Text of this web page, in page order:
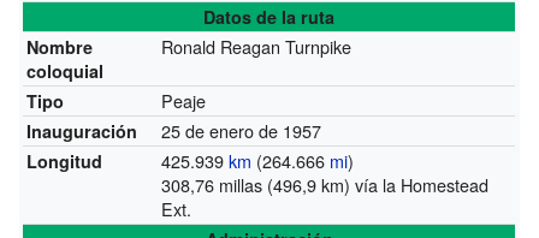
Datos de la ruta
Nombre
coloquial
Ronald Reagan Turnpike
Tipo Peaje
Inauguración 25 de enero de 1957
Longitud 425.939km (264.666 mi)
308,76 millas (496,9 km) vía la Homestead
Ext.